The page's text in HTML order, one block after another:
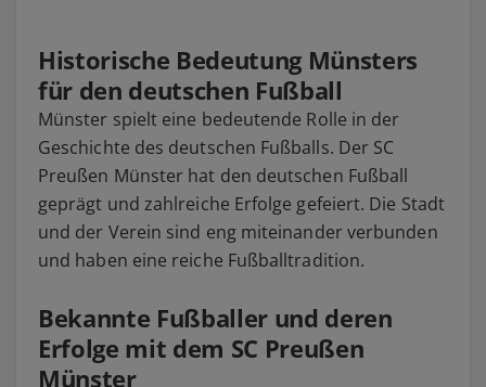
Historische Bedeutung Münsters
für den deutschen Fußball
Münster spielt eine bedeutende Rolle in der
Geschichte des deutschen Fußballs. Der SC
Preußen Münster hat den deutschen Fußball
geprägt und zahlreiche Erfolge gefeiert. Die Stadt
und der Verein sind eng miteinander verbunden
und haben eine reiche Fußballtradition.
Bekannte Fußballer und deren
Erfolge mit dem SC Preußen
Münster